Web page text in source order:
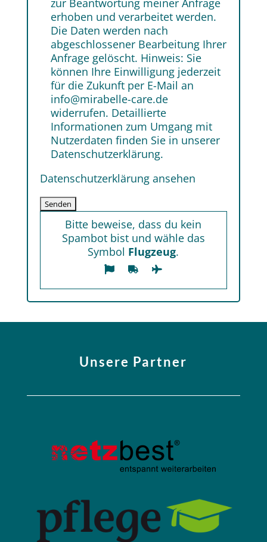
zur Beantwortung meiner Anfrage
erhoben und verarbeitet werden.
Die Daten werden nach
abgeschlossener Bearbeitung Ihrer
Anfrage gelöscht. Hinweis: Sie
können Ihre Einwilligung jederzeit
für die Zukunft per E-Mail an
info@mirabelle-care.de
widerrufen. Detaillierte
Informationen zum Umgang mit
Nutzerdaten finden Sie in unserer
Datenschutzerklärung.
Datenschutzerklärung ansehen
Bitte beweise, dass du kein
Spambot bist und wähle das
Symbol Flugzeug.
Unsere Partner